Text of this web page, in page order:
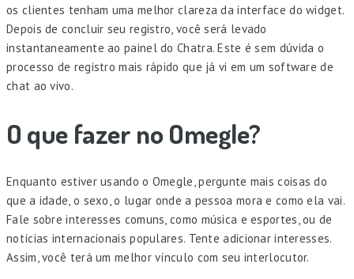
os clientes tenham uma melhor clareza da interface do widget.
Depois de concluir seu registro, você será levado
instantaneamente ao painel do Chatra. Este é sem dúvida o
processo de registro mais rápido que já vi em um software de
chat ao vivo.
O que fazer no Omegle?
Enquanto estiver usando o Omegle, pergunte mais coisas do
que a idade, o sexo, o lugar onde a pessoa mora e como ela vai.
Fale sobre interesses comuns, como música e esportes, ou de
notícias internacionais populares. Tente adicionar interesses.
Assim, você terá um melhor vínculo com seu interlocutor.